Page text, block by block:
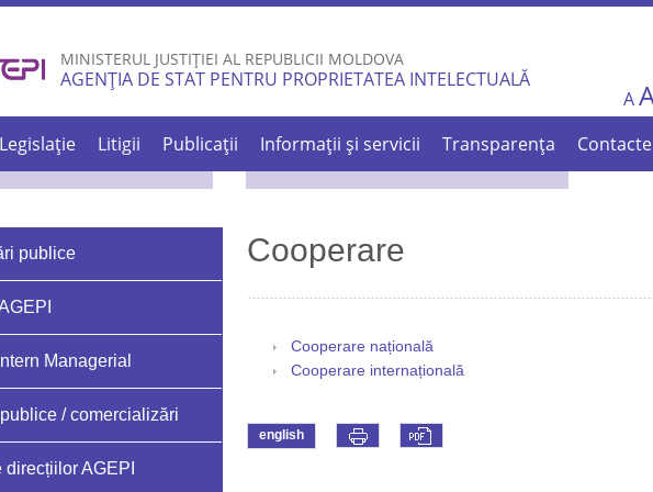
Skip to
content
MINISTERUL JUSTIȚIEI AL REPUBLICII MOLDOVA
AGENȚIA DE STAT PENTRU PROPRIETATEA INTELECTUALĂ
A
Legislație Litigii Publicații Informații și servicii Transparența Contacte
publice
Managerial
/ comercializări
direcțiilor AGEPI
Cooperare
Cooperare națională
Cooperare internațională
english